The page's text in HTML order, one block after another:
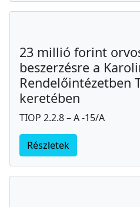
23 millió forint
beszerzésre a
Rendelőintézetben
keretében
TIOP 2.2.8 – A -15/A
Részletek